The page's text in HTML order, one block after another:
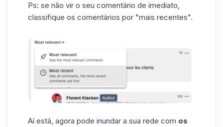
Ps: se não vir o seu comentário de imediato,
classifique os comentários por "mais recentes".
Aí está, agora pode inundar a sua rede com os